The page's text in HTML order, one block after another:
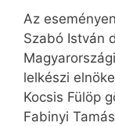
Az
Szabó István
lelkészi
Kocsis Fülöp
Fabinyi